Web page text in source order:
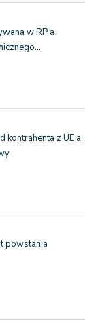
w RP a
z UE a
powstania